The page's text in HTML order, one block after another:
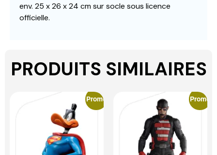
env. 25 x 26 x 24 cm sur socle sous licence
officielle.
PRODUITS SIMILAIRES
Promo Promo